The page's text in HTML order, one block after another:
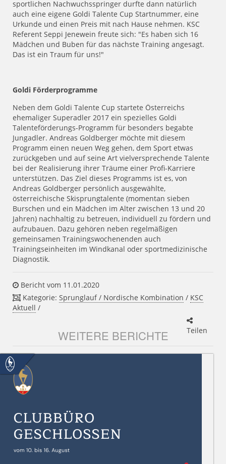
sportlichen Nachwuchsspringer durfte dann natürlich
auch eine eigene Goldi Talente Cup Startnummer, eine
Urkunde und einen Preis mit nach Hause nehmen. KSC
Referent Seppi Jenewein freute sich: "Es haben sich 16
Mädchen und Buben für das nächste Training angesagt.
Das ist ein Traum für uns!"
Goldi Förderprogramme
Neben dem Goldi Talente Cup startete Österreichs
ehemaliger Superadler 2017 ein spezielles Goldi
Talenteförderungs-Programm für besonders begabte
Jungadler. Andreas Goldberger möchte mit diesem
Programm einen neuen Weg gehen, dem Sport etwas
zurückgeben und auf seine Art vielversprechende Talente
bei der Realisierung ihrer Träume einer Profi-Karriere
unterstützen. Das Ziel dieses Programms ist es, von
Andreas Goldberger persönlich ausgewählte,
österreichische Skisprungtalente (momentan sieben
Burschen und ein Mädchen im Alter zwischen 13 und 20
Jahren) nachhaltig zu betreuen, individuell zu fördern und
aufzubauen. Dazu gehören neben regelmäßigen
gemeinsamen Trainingswochenenden auch
Trainingseinheiten im Windkanal oder sportmedizinische
Diagnostik.
Bericht vom 11.01.2020
Kategorie: Sprunglauf / Nordische Kombination / KSC
Aktuell /
Teilen
WEITERE BERICHTE